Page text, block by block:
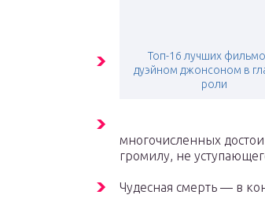
Топ-16 лучших
дуэйном джонсоном в
роли
многочисленных
громилу, не
Чудесная смерть — в